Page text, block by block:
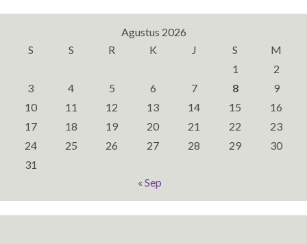
Agustus 2026
S
S R K J S
M
1
2
3
4 5 6 7 8
9
10
11 12 13 14 15
16
17
18 19 20 21 22
23
24
25 26 27 28 29
30
31
« Sep